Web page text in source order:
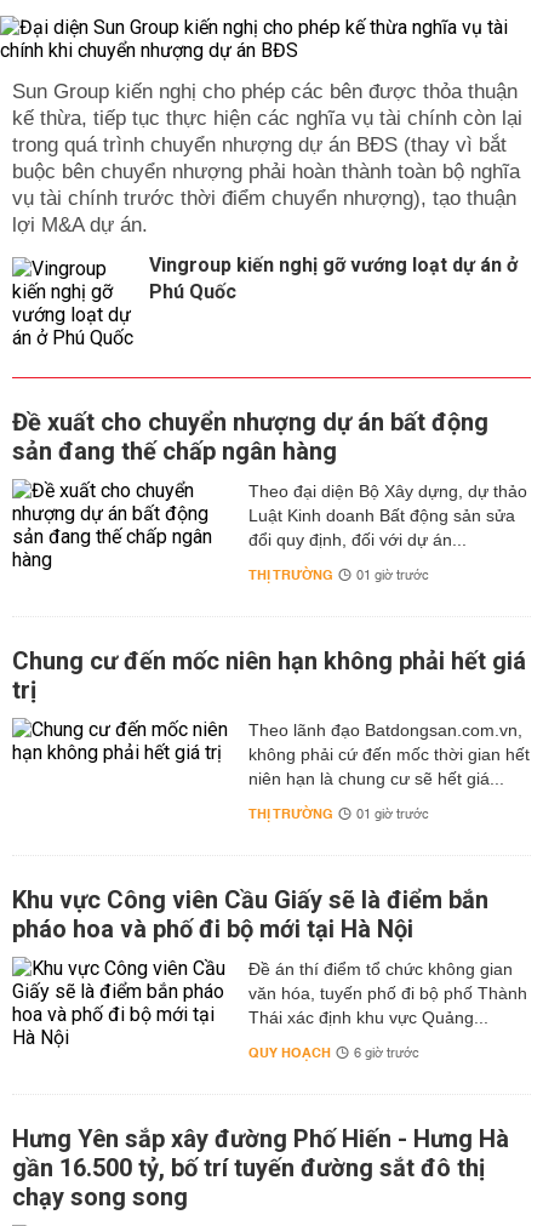
Sun Group kiến nghị cho phép các bên được thỏa thuận
kế thừa, tiếp tục thực hiện các nghĩa vụ tài chính còn lại
trong quá trình chuyển nhượng dự án BĐS (thay vì bắt
buộc bên chuyển nhượng phải hoàn thành toàn bộ nghĩa
vụ tài chính trước thời điểm chuyển nhượng), tạo thuận
lợi M&A dự án.
Vingroup kiến nghị gỡ vướng loạt dự án ở
Phú Quốc
Đề xuất cho chuyển nhượng dự án bất động
sản đang thế chấp ngân hàng
Theo đại diện Bộ Xây dựng, dự thảo
Luật Kinh doanh Bất động sản sửa
đổi quy định, đối với dự án...
THỊ TRƯỜNG 01 giờ trước
Chung cư đến mốc niên hạn không phải hết giá
trị
Theo lãnh đạo Batdongsan.com.vn,
không phải cứ đến mốc thời gian hết
niên hạn là chung cư sẽ hết giá...
THỊ TRƯỜNG 01 giờ trước
Khu vực Công viên Cầu Giấy sẽ là điểm bắn
pháo hoa và phố đi bộ mới tại Hà Nội
Đề án thí điểm tổ chức không gian
văn hóa, tuyến phố đi bộ phố Thành
Thái xác định khu vực Quảng...
QUY HOẠCH 6 giờ trước
Hưng Yên sắp xây đường Phố Hiến - Hưng Hà
gần 16.500 tỷ, bố trí tuyến đường sắt đô thị
chạy song song